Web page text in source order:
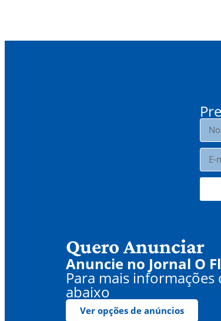
Quero Anunciar
Anuncie no Jornal O
Para mais
abaixo
Ver opções de anúncios